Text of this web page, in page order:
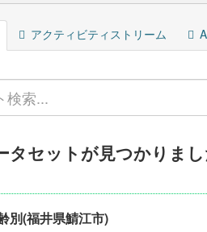
アクティビティストリーム
タセットが見つかりまし
別(福井県鯖江市)